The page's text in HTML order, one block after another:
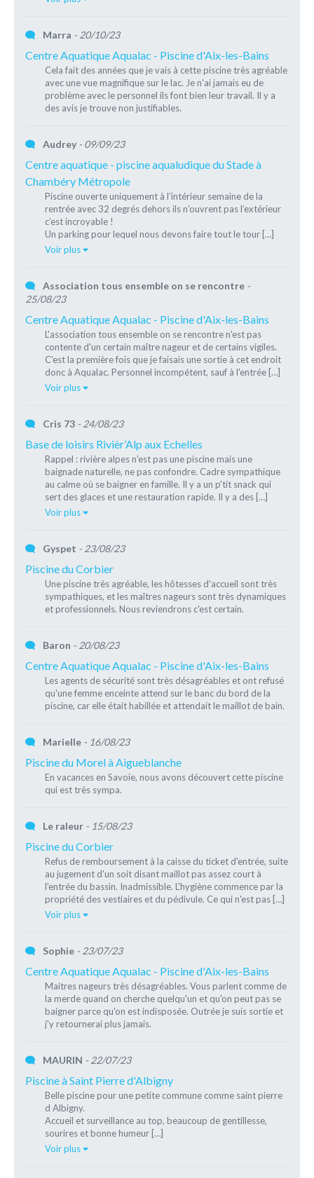
Marra - 20/10/23
Centre Aquatique Aqualac - Piscine d'Aix-les-Bains
Cela fait des années que je vais à cette piscine très agréable
avec une vue magnifique sur le lac. Je n'ai jamais eu de
problème avec le personnel ils font bien leur travail. Il y a
des avis je trouve non justifiables.
Audrey - 09/09/23
Centre aquatique - piscine aqualudique du Stade à
Chambéry Métropole
Piscine ouverte uniquement à l’intérieur semaine de la
rentrée avec 32 degrés dehors ils n’ouvrent pas l’extérieur
c’est incroyable !
Un parking pour lequel nous devons faire tout le tour […]
Voir plus
Association tous ensemble on se rencontre -
25/08/23
Centre Aquatique Aqualac - Piscine d'Aix-les-Bains
L'association tous ensemble on se rencontre n'est pas
contente d'un certain maître nageur et de certains vigiles.
C'est la première fois que je faisais une sortie à cet endroit
donc à Aqualac. Personnel incompétent, sauf à l'entrée […]
Voir plus
Cris 73 - 24/08/23
Base de loisirs Rivièr’Alp aux Echelles
Rappel : rivière alpes n'est pas une piscine mais une
baignade naturelle, ne pas confondre. Cadre sympathique
au calme où se baigner en famille. Il y a un p'tit snack qui
sert des glaces et une restauration rapide. Il y a des […]
Voir plus
Gyspet - 23/08/23
Piscine du Corbier
Une piscine très agréable, les hôtesses d'accueil sont très
sympathiques, et les maîtres nageurs sont très dynamiques
et professionnels. Nous reviendrons c'est certain.
Baron - 20/08/23
Centre Aquatique Aqualac - Piscine d'Aix-les-Bains
Les agents de sécurité sont très désagréables et ont refusé
qu'une femme enceinte attend sur le banc du bord de la
piscine, car elle était habillée et attendait le maillot de bain.
Marielle - 16/08/23
Piscine du Morel à Aigueblanche
En vacances en Savoie, nous avons découvert cette piscine
qui est très sympa.
Le raleur - 15/08/23
Piscine du Corbier
Refus de remboursement à la caisse du ticket d'entrée, suite
au jugement d'un soit disant maillot pas assez court à
l'entrée du bassin. Inadmissible. L'hygiène commence par la
propriété des vestiaires et du pédivule. Ce qui n'est pas […]
Voir plus
Sophie - 23/07/23
Centre Aquatique Aqualac - Piscine d'Aix-les-Bains
Maitres nageurs très désagréables. Vous parlent comme de
la merde quand on cherche quelqu'un et qu'on peut pas se
baigner parce qu'on est indisposée. Outrée je suis sortie et
j'y retournerai plus jamais.
MAURIN - 22/07/23
Piscine à Saint Pierre d'Albigny
Belle piscine pour une petite commune comme saint pierre
d Albigny.
Accueil et surveillance au top, beaucoup de gentillesse,
sourires et bonne humeur […]
Voir plus